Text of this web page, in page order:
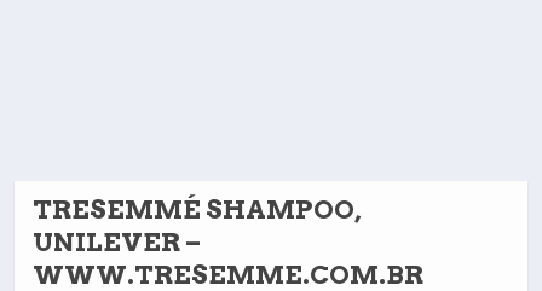
TRESEMMÉ SHAMPOO,
UNILEVER –
WWW.TRESEMME.COM.BR